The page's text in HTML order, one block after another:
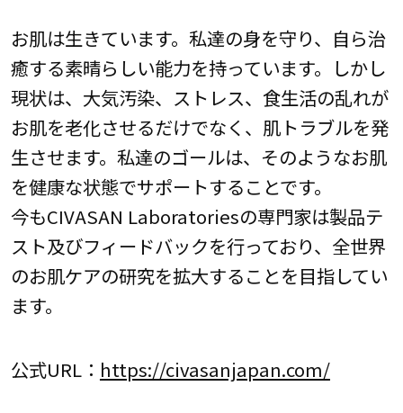
お肌は生きています。私達の身を守り、自ら治
癒する素晴らしい能力を持っています。しかし
現状は、大気汚染、ストレス、食生活の乱れが
お肌を老化させるだけでなく、肌トラブルを発
生させます。私達のゴールは、そのようなお肌
を健康な状態でサポートすることです。
今もCIVASAN Laboratoriesの専門家は製品テ
スト及びフィードバックを行っており、全世界
のお肌ケアの研究を拡大することを目指してい
ます。
公式URL： https://civasanjapan.com/